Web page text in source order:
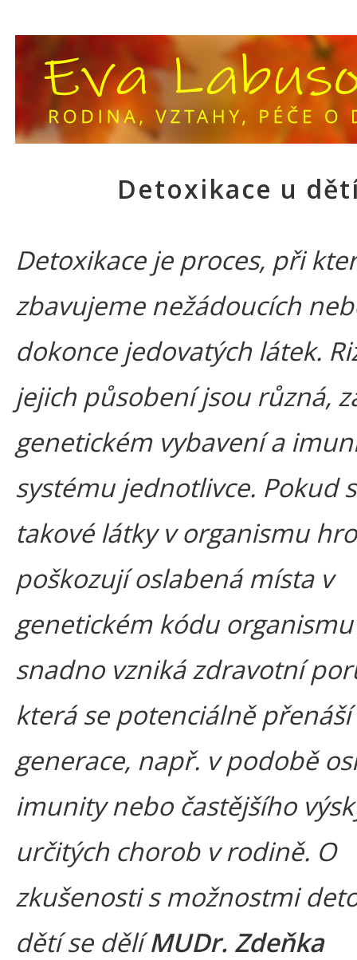
Detoxikace u
Detoxikace je proces, při
zbavujeme nežádoucích
dokonce jedovatých látek.
jejich působení jsou různá,
genetickém vybavení a
systému jednotlivce. Pokud
takové látky v organismu
poškozují oslabená místa v
genetickém kódu
snadno vzniká zdravotní
která se potenciálně
generace, např. v podobě
imunity nebo častějšího
určitých chorob v rodině. O
zkušenosti s možnostmi
dětí se dělíMUDr. Zdeňka